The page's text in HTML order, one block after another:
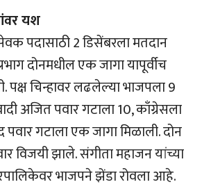
यश
पदासाठी 2 डिसेंबरला मतदान
दोनमधील एक जागा यापूर्वीच
पक्ष चिन्हावर लढलेल्या भाजपला 9
अजित पवार गटाला 10, काँग्रेसला
पवार गटाला एक जागा मिळाली. दोन
विजयी झाले. संगीता महाजन यांच्या
भाजपने झेंडा रोवला आहे.